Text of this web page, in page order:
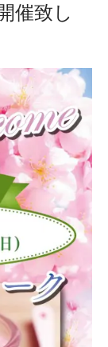
催致し